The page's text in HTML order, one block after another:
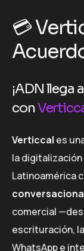
💳
¡ADN llega
con
Verticcal es
la
Latinoamérica
comercial
escrituración,
WhatsApp e